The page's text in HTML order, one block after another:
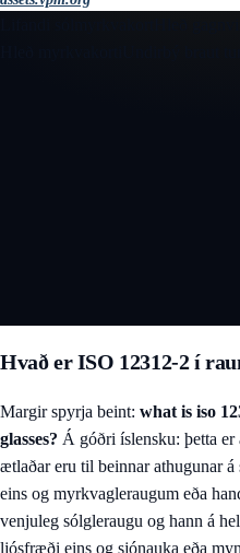
Hvað er ISO 12312-2 í
Margir spyrja beint: what is iso
glasses? Á góðri íslensku: þetta
ætlaðar eru til beinnar athugunar
eins og myrkvagleraugum eða
venjuleg sólgleraugu og hann á
ljósfræði eins og sjónauka eða